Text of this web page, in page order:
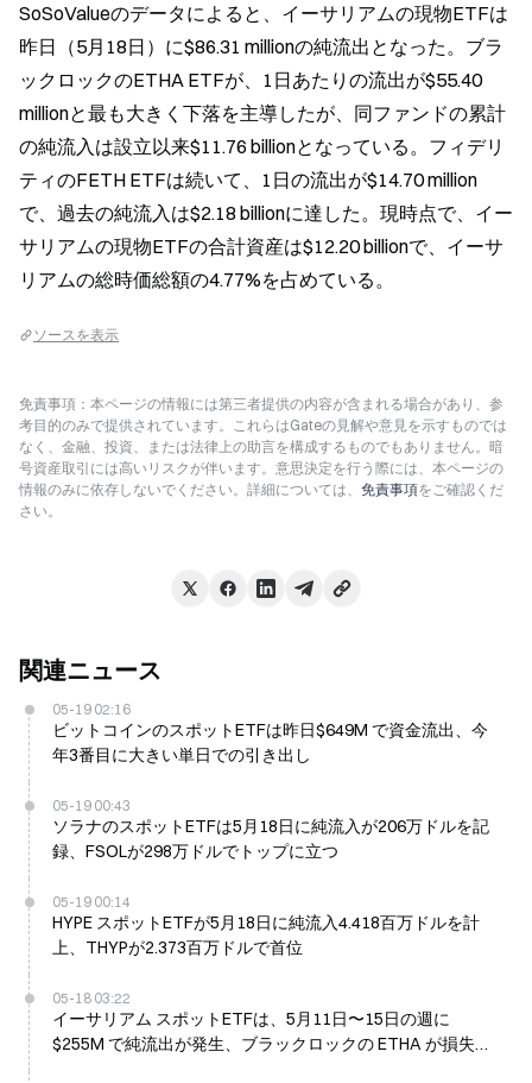
SoSoValueのデータによると、イーサリアムの現物ETFは
昨日（5月18日）に$86.31 millionの純流出となった。ブラ
ックロックのETHA ETFが、1日あたりの流出が$55.40
millionと最も大きく下落を主導したが、同ファンドの累計
の純流入は設立以来$11.76 billionとなっている。フィデリ
ティのFETH ETFは続いて、1日の流出が$14.70 million
で、過去の純流入は$2.18 billionに達した。現時点で、イー
サリアムの現物ETFの合計資産は$12.20 billionで、イーサ
リアムの総時価総額の4.77%を占めている。
ソースを表示
免責事項：本ページの情報には第三者提供の内容が含まれる場合があり、参
考目的のみで提供されています。これらはGateの見解や意見を示すものでは
なく、金融、投資、または法律上の助言を構成するものでもありません。暗
号資産取引には高いリスクが伴います。意思決定を行う際には、本ページの
情報のみに依存しないでください。詳細については、 免責事項をご確認くだ
さい。
関連ニュース
05-19 02:16
ビットコインのスポットETFは昨日$649M で資金流出、今
年3番目に大きい単日での引き出し
05-19 00:43
ソラナのスポットETFは5月18日に純流入が206万ドルを記
録、FSOLが298万ドルでトップに立つ
05-19 00:14
HYPE スポットETFが5月18日に純流入4.418百万ドルを計
上、THYPが2.373百万ドルで首位
05-18 03:22
イーサリアム スポットETFは、5月11日〜15日の週に
$255M で純流出が発生、ブラックロックの ETHA が損失を